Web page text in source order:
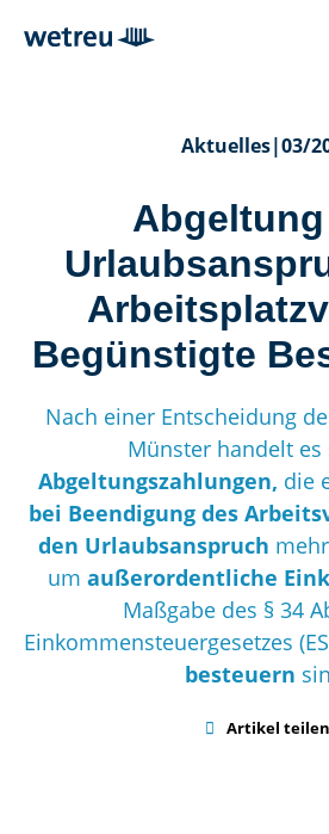
Aktuelles|03/
Begünstigte
Nach einer Entscheidung
Münster handelt es
Abgeltungszahlungen, die
bei Beendigung des
den Urlaubsanspruch
um außerordentliche
Maßgabe des § 34
Einkommensteuergesetzes
besteuern
 Artikel teilen